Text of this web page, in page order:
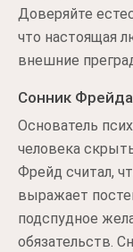
Доверяйте
что настоящая
внешние
Сонник Фрейда
Основатель
человека
Фрейд считал,
выражает
подспудное
обязательств.